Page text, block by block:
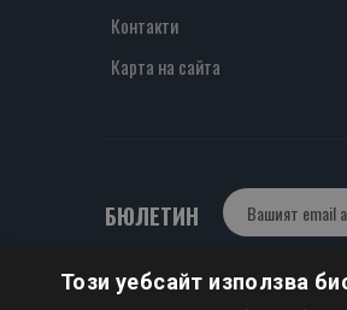
Контакти
Карта на сайта
БЮЛЕТИН
Този уебсайт използва